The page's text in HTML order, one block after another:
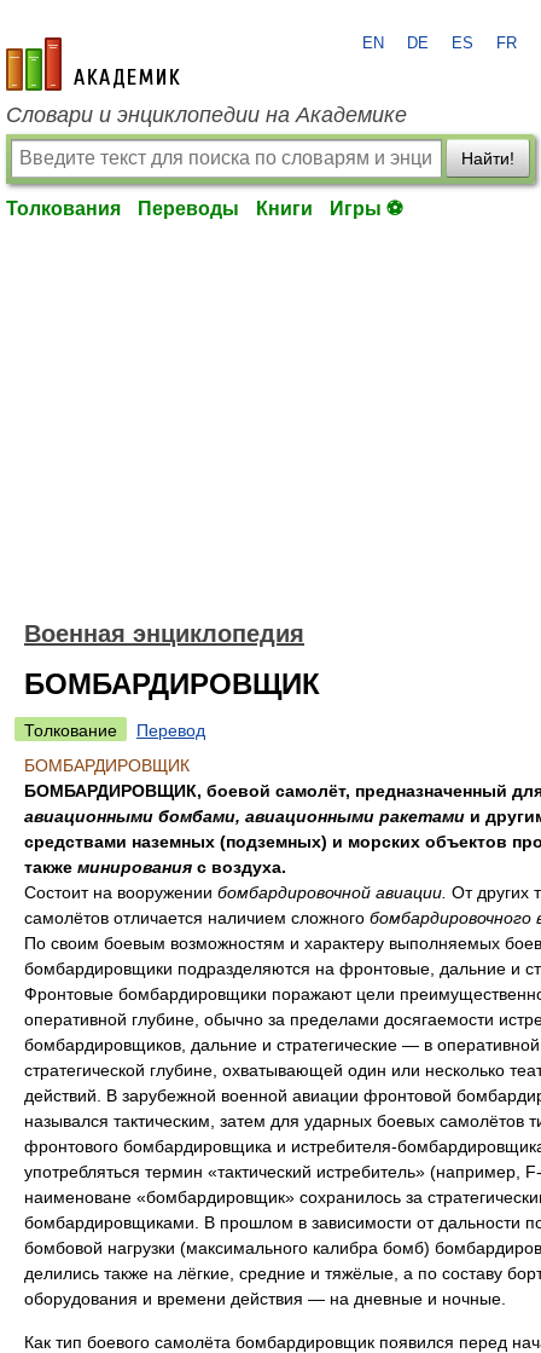
academic.ru
EN DE ES FR
Словари и энциклопедии на Академике
Найти!
Толкования Переводы Книги Игры ⚽
Военная энциклопедия
БОМБАРДИРОВЩИК
Толкование
Перевод
БОМБАРДИРОВЩИК
БОМБАРДИРОВЩИК, боевой самолёт, предназначенный
авиационными бомбами, авиационными ракетами и
средствами наземных (подземных) и морских объектов
также минирования с воздуха.
Состоит на вооружении бомбардировочной авиации. От других
самолётов отличается наличием сложного бомбардировочного
По своим боевым возможностям и характеру выполняемых
бомбардировщики подразделяются на фронтовые, дальние и
Фронтовые бомбардировщики поражают цели
оперативной глубине, обычно за пределами досягаемости
бомбардировщиков, дальние и стратегические — в
стратегической глубине, охватывающей один или несколько
действий. В зарубежной военной авиации фронтовой
назывался тактическим, затем для ударных боевых самолётов
фронтового бомбардировщика и истребителя-
употребляться термин «тактический истребитель» (например,
наименоване «бомбардировщик» сохранилось за
бомбардировщиками. В прошлом в зависимости от дальности
бомбовой нагрузки (максимального калибра бомб)
делились также на лёгкие, средние и тяжёлые, а по составу
оборудования и времени действия — на дневные и ночные.
Как тип боевого самолёта бомбардировщик появился перед